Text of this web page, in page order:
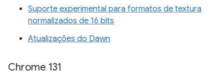
Suporte experimental para formatos de textura
normalizados de 16 bits
Atualizações do Dawn
Chrome 131